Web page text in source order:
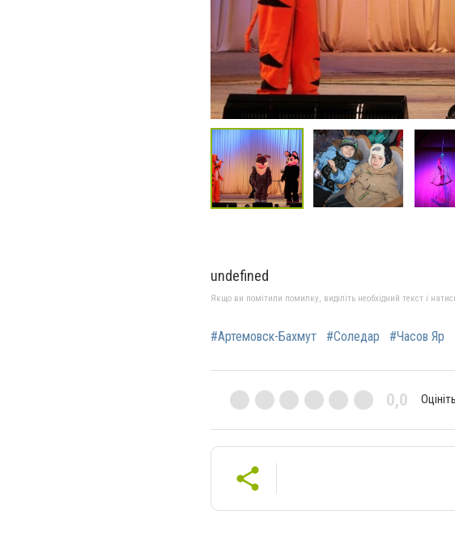
undefined
Якщо ви помітили помилку, виділіть необхідний текст і
#Артемовск-Бахмут #Соледар #Часов Яр
0,0